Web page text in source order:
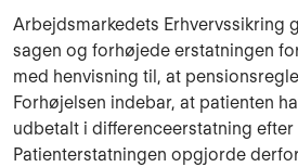
Arbejdsmarkedets Erhvervssikring
sagen og forhøjede erstatningen
med henvisning til, at
Forhøjelsen indebar, at patienten
udbetalt i differenceerstatning efter
Patienterstatningen opgjorde